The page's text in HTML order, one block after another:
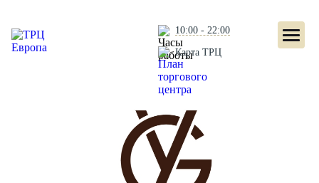
10:00 - 22:00
Карта ТРЦ